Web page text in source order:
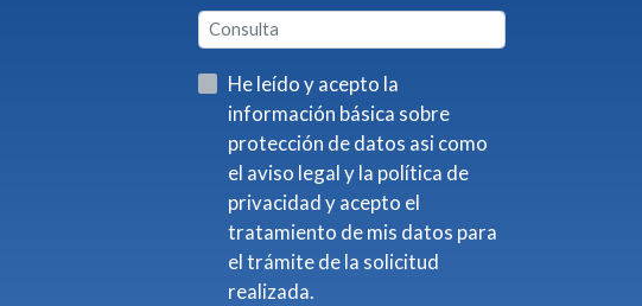
He leído y acepto la
información básica sobre
protección de datos asi como
el aviso legal y la política de
privacidad y acepto el
tratamiento de mis datos para
el trámite de la solicitud
realizada.